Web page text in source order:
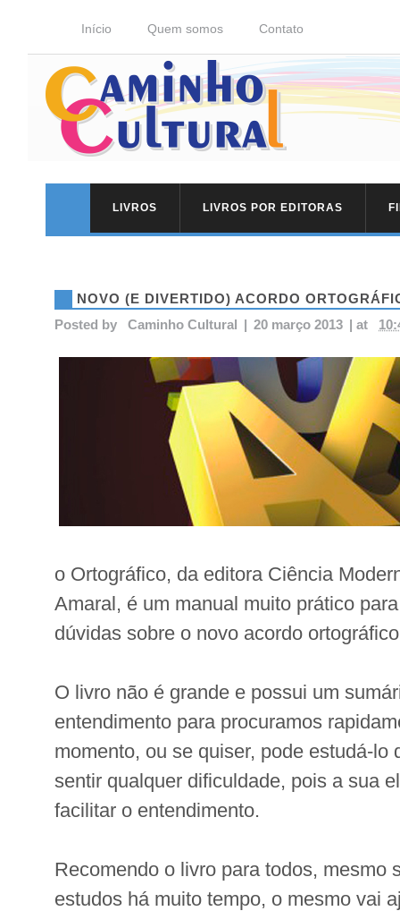
Início Quem somos Contato
LIVROS LIVROS POR EDITORAS
NOVO (E DIVERTIDO) ACORDO
Posted by
Caminho Cultural | 20 março 2013 | at
o Ortográfico, da editora Ciência
Amaral, é um manual muito prático
dúvidas sobre o novo acordo
O livro não é grande e possui um
entendimento para procuramos
momento, ou se quiser, pode estudá-lo
sentir qualquer dificuldade, pois a sua
facilitar o entendimento.
Recomendo o livro para todos, mesmo
estudos há muito tempo, o mesmo vai